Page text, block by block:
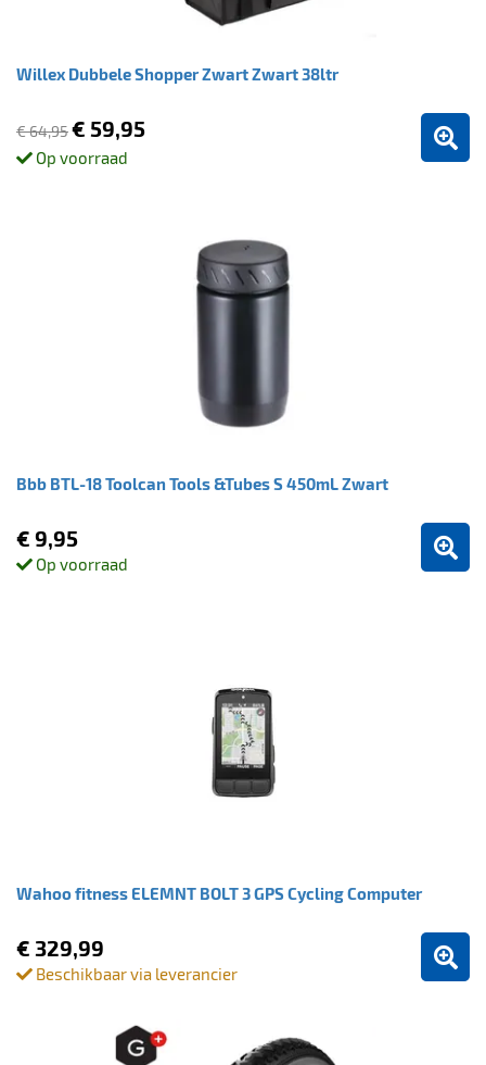
Willex Dubbele Shopper Zwart Zwart 38ltr
€ 64,95€ 59,95
Op voorraad
Bbb BTL-18 Toolcan Tools &Tubes S 450mL Zwart
€ 9,95
Op voorraad
Wahoo fitness ELEMNT BOLT 3 GPS Cycling Computer
€ 329,99
Beschikbaar via leverancier